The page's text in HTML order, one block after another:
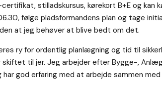
stilladskursus, kørekort B+E og kan
følge pladsformandens plan og tage
at jeg behøver at blive bedt om det.
ry for ordentlig planlægning og tid til
skiftet til jer. Jeg arbejder efter Bygge-,
god erfaring med at arbejde sammen